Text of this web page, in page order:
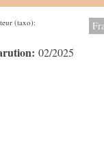
(taxo):
02/2025